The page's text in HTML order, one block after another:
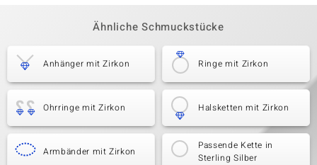
Ähnliche Schmuckstücke
Anhänger mit Zirkon Ringe mit Zirkon
Ohrringe mit Zirkon Halsketten mit Zirkon
Armbänder mit Zirkon
Passende Kette in
Sterling Silber